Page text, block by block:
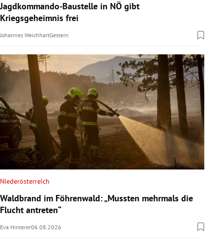
Jagdkommando-Baustelle in NÖ gibt
Kriegsgeheimnis frei
Johannes WeichhartGestern
Niederösterreich
Waldbrand im Föhrenwald: „Mussten mehrmals die
Flucht antreten“
Eva Hinterer06.08.2026